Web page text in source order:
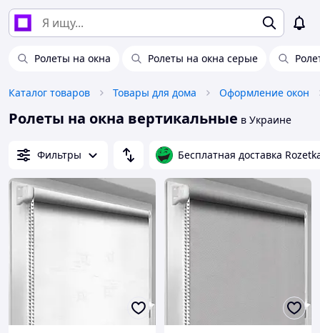
Ролеты на окна Ролеты на окна серые
Каталог товаров Товары для дома Оформление окон
Ролеты на окна вертикальные в Украине
Фильтры Бесплатная доставка